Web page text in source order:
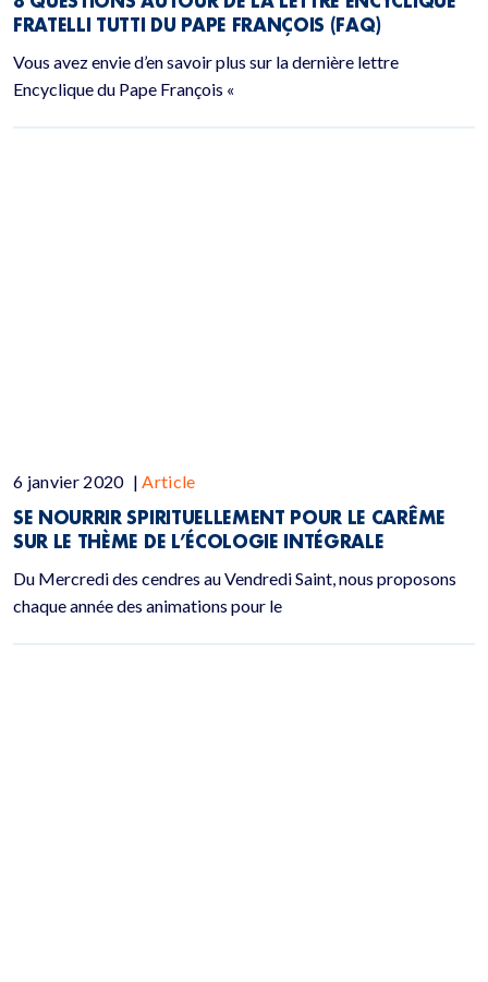
FRATELLI TUTTI DU PAPE FRANÇOIS (FAQ)
Vous avez envie d’en savoir plus sur la dernière lettre
Encyclique du Pape François «
6 janvier 2020 | Article
SE NOURRIR SPIRITUELLEMENT POUR LE CARÊME
SUR LE THÈME DE L’ÉCOLOGIE INTÉGRALE
Du Mercredi des cendres au Vendredi Saint, nous proposons
chaque année des animations pour le